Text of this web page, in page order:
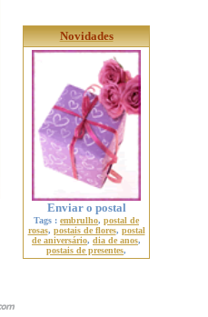
Novidades
Enviar o postal
Tags : embrulho, postal de
rosas, postais de flores, postal
de aniversário, dia de anos,
postais de presentes,